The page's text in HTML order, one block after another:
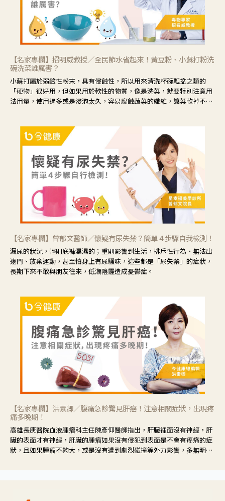
【名家專欄】招明威教授／全民節水省起來！黃豆粉、小蘇打粉洗
碗洗菜誰厲害？
小蘇打屬於弱鹼性粉末，具有侵蝕性，所以用來清洗杯碗瓢盆之類的
「硬物」很好用，但如果用於軟性的物質，像是洗菜，就要特別注意用
法用量，使用過多或是浸泡太久，容易腐蝕蔬菜的纖維，讓菜軟掉不清
【名家專欄】曾郁文醫師／懷疑有尿失禁？簡單４步驟自我檢測！
漏尿的狀況，輕則底褲濕濕的；重則影響到生活，排斥性行為、無法出
遠門、放棄運動，甚至怕身上有尿騷味，這些都是「尿失禁」的症狀，
長期下來不敢與朋友往來，低潮陰霾造成憂鬱症。
【名家專欄】洪素卿／腹痛急診驚見肝癌！注意相關症狀，出現疼
痛多晚期！
高雄長庚醫院血液腫瘤科主任陳彥仰醫師指出，肝臟裡面沒有神經，肝
臟的表面才有神經，肝臟的腫瘤如果沒有侵犯到表面是不會有疼痛的症
狀，且如果腫瘤不夠大，或是沒有遭到劇烈碰撞等外力影響，多無明顯